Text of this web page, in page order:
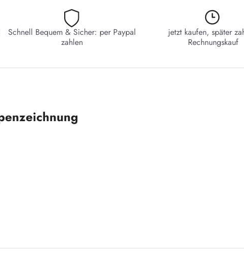
Schnell Bequem & Sicher: per Paypal
zahlen
jetzt kaufen, später
Rechnungskauf